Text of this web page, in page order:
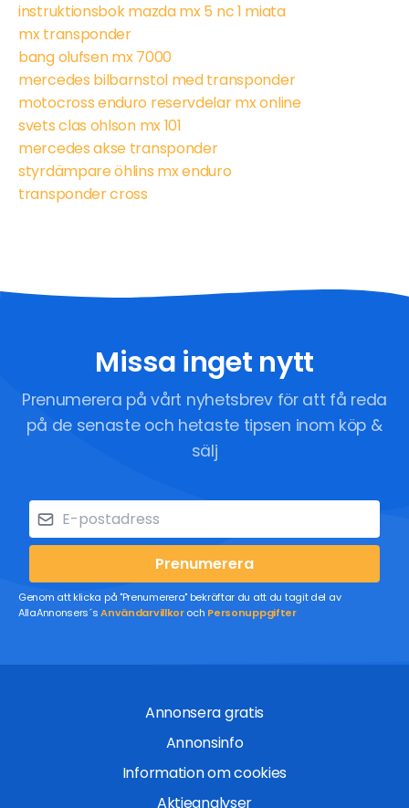
instruktionsbok mazda mx 5 nc 1 miata
mx transponder
bang olufsen mx 7000
mercedes bilbarnstol med transponder
motocross enduro reservdelar mx online
svets clas ohlson mx 101
mercedes akse transponder
styrdämpare öhlins mx enduro
transponder cross
Missa inget nytt
Prenumerera på vårt nyhetsbrev för att få reda
på de senaste och hetaste tipsen inom köp &
sälj
Prenumerera
Genom att klicka på "Prenumerera" bekräftar du att du tagit del av
AllaAnnonsers´sAnvändarvillkoroch Personuppgifter
Annonsera gratis
Annonsinfo
Information om cookies
Aktieanalyser